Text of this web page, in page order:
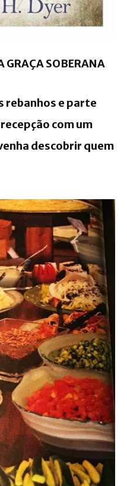
GRAÇA SOBERANA
rebanhos e parte
com um
descobrir quem